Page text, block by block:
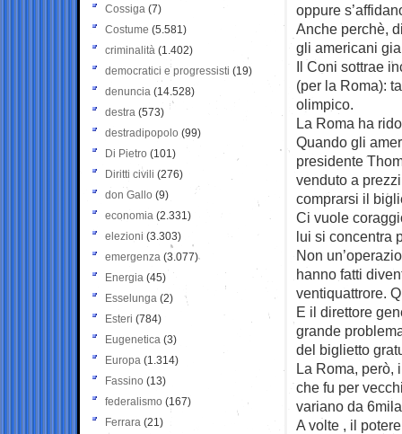
oppure
Anche perchè,
gli americani
Il Coni sottrae
(per la Roma):
olimpico.
La Roma ha
Quando gli
presidente
venduto a
comprarsi il
Ci vuole
lui si concentra
Non
hanno fatti
ventiquattrore.
E il direttore
grande
del biglietto
La Roma, però,
che fu per
variano da
A volte , il
Cossiga (7)
Costume (5.581)
criminalità (1.402)
democratici e progressisti (19)
denuncia (14.528)
destra (573)
destradipopolo (99)
Di Pietro (101)
Diritti civili (276)
don Gallo (9)
economia (2.331)
elezioni (3.303)
emergenza (3.077)
Energia (45)
Esselunga (2)
Esteri (784)
Eugenetica (3)
Europa (1.314)
Fassino (13)
federalismo (167)
Ferrara (21)